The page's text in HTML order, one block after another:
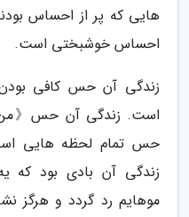
هایی که پر از احساس
احساس خوشبختی است.
زندگی آن حس کافی
است. زندگی آن حس《من
حس تمام لحظه هایی
زندگی آن بادی بود که
موهایم رد گردد و هرگز